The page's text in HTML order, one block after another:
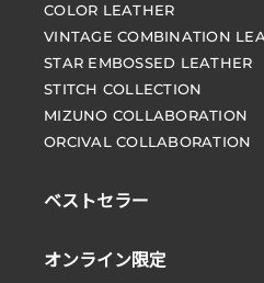
COLOR LEATHER
VINTAGE COMBINATION
STAR EMBOSSED LEATHER
STITCH COLLECTION
MIZUNO COLLABORATION
ORCIVAL COLLABORATION
ベストセラー
オンライン限定